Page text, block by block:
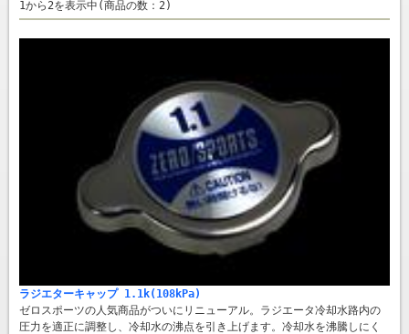
1から2を表示中(商品の数：2)
ラジエターキャップ 1.1k(108kPa)
ゼロスポーツの人気商品がついにリニューアル。ラジエータ冷却水路内の
圧力を適正に調整し、冷却水の沸点を引き上げます。冷却水を沸騰しにく